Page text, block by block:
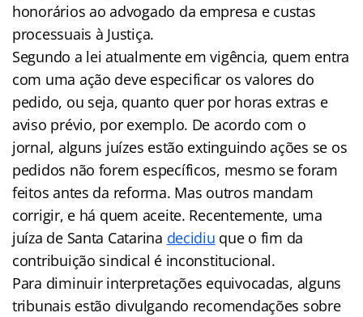
honorários ao advogado da empresa e custas
processuais à Justiça.
Segundo a lei atualmente em vigência, quem entra
com uma ação deve especificar os valores do
pedido, ou seja, quanto quer por horas extras e
aviso prévio, por exemplo. De acordo com o
jornal, alguns juízes estão extinguindo ações se os
pedidos não forem específicos, mesmo se foram
feitos antes da reforma. Mas outros mandam
corrigir, e há quem aceite. Recentemente, uma
juíza de Santa Catarina decidiu que o fim da
contribuição sindical é inconstitucional.
Para diminuir interpretações equivocadas, alguns
tribunais estão divulgando recomendações sobre